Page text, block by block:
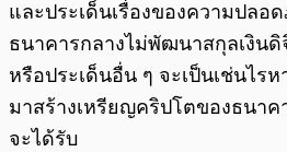
และประเด็นเรื่องของความปลอ
ธนาคารกลางไม่พัฒนาสกุลเงินดิ
หรือประเด็นอื่น ๆ จะเป็นเช่นไร
มาสร้างเหรียญคริปโตของธนา
จะได้รับ